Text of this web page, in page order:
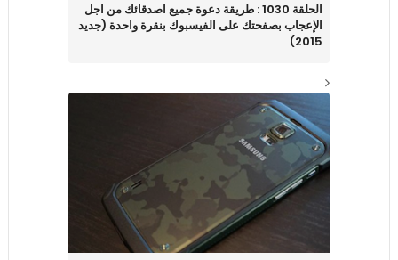
الحلقة 1030 : طريقة دعوة جميع اصدقائك من اجل
الإعجاب بصفحتك على الفيسبوك بنقرة واحدة (جديد
2015)